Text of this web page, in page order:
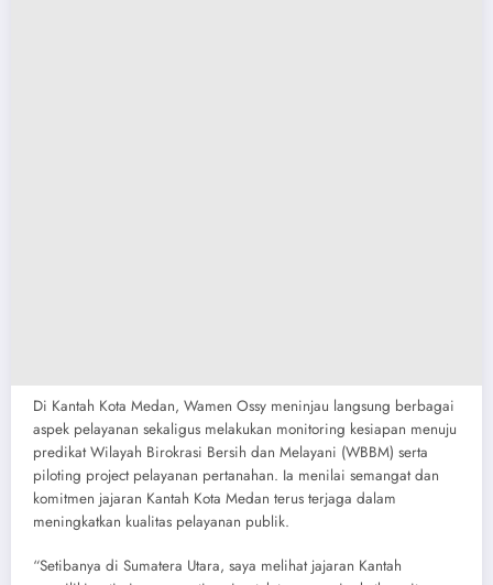
Di Kantah Kota Medan, Wamen Ossy meninjau langsung berbagai
aspek pelayanan sekaligus melakukan monitoring kesiapan menuju
predikat Wilayah Birokrasi Bersih dan Melayani (WBBM) serta
piloting project pelayanan pertanahan. Ia menilai semangat dan
komitmen jajaran Kantah Kota Medan terus terjaga dalam
meningkatkan kualitas pelayanan publik.
“Setibanya di Sumatera Utara, saya melihat jajaran Kantah